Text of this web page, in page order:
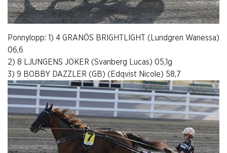
Ponnylopp: 1) 4 GRANÖS BRIGHTLIGHT (Lundgren Wanessa)
06,6
2) 8 LJUNGENS JOKER (Svanberg Lucas) 05,1g
3) 9 BOBBY DAZZLER (GB) (Edqvist Nicole) 58,7